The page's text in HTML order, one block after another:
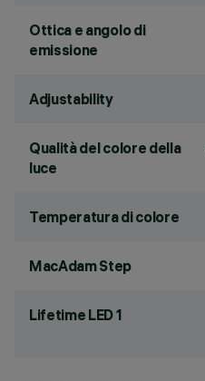
Ottica e angolo di
emissione
Adjustability
Qualità del colore della
luce
Temperatura di colore
MacAdam Step
Lifetime LED 1